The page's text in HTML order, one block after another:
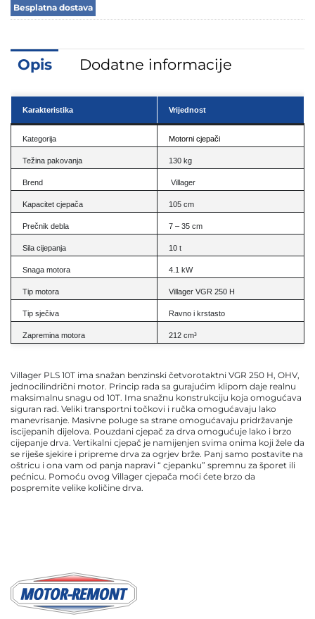
Besplatna dostava
Opis Dodatne informacije
Karakteristika Vrijednost
Kategorija Motorni cjepači
Težina pakovanja 130 kg
Brend Villager
Kapacitet cjepača 105 cm
Prečnik debla 7 – 35 cm
Sila cijepanja 10 t
Snaga motora 4.1 kW
Tip motora Villager VGR 250 H
Tip sječiva Ravno i krstasto
Zapremina motora 212 cm³
Villager PLS 10T ima snažan benzinski četvorotaktni VGR 250 H, OHV,
jednocilindrični motor. Princip rada sa gurajućim klipom daje realnu
maksimalnu snagu od 10T. Ima snažnu konstrukciju koja omogućava
siguran rad. Veliki transportni točkovi i ručka omogućavaju lako
manevrisanje. Masivne poluge sa strane omogućavaju pridržavanje
iscijepanih dijelova. Pouzdani cjepač za drva omogućuje lako i brzo
cijepanje drva. Vertikalni cjepač je namijenjen svima onima koji žele da
se riješe sjekire i pripreme drva za ogrjev brže. Panj samo postavite na
oštricu i ona vam od panja napravi “ cjepanku” spremnu za šporet ili
pećnicu. Pomoću ovog Villager cjepača moći ćete brzo da
pospremite velike količine drva.